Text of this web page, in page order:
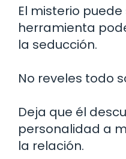
El misterio puede
herramienta
la seducción.
No reveles todo
Deja que él
personalidad a
la relación.